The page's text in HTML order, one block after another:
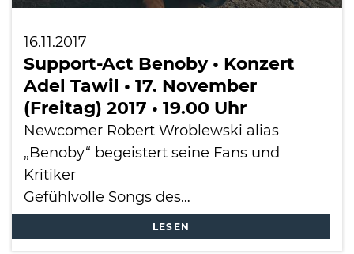
16.11.2017
Support-Act Benoby • Konzert
Adel Tawil • 17. November
(Freitag) 2017 • 19.00 Uhr
Newcomer Robert Wroblewski alias
„Benoby“ begeistert seine Fans und
Kritiker
Gefühlvolle Songs des…
LESEN